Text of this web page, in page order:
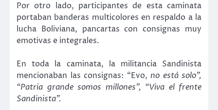
Por otro lado, participantes de esta caminata
portaban banderas multicolores en respaldo a la
lucha Boliviana, pancartas con consignas muy
emotivas e integrales.
En toda la caminata, la militancia Sandinista
mencionaban las consignas: “Evo, no está solo”,
“Patria grande somos millones”, “Viva el frente
Sandinista”.